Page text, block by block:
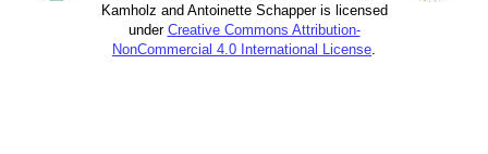
Kamholz and Antoinette Schapper is licensed
under Creative Commons Attribution-
NonCommercial 4.0 International License.